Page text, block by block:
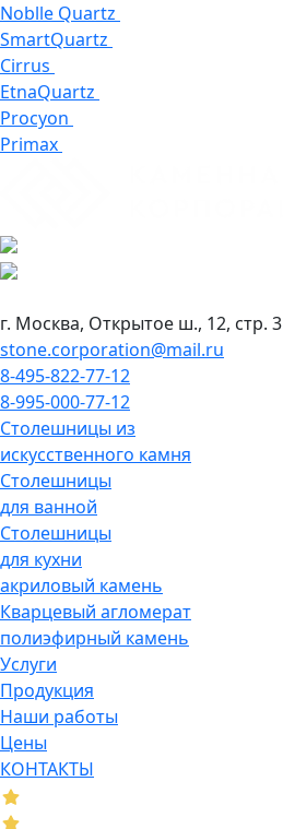
Noblle Quartz
SmartQuartz
Cirrus
EtnaQuartz
Procyon
Primax
г. Москва, Открытое ш., 12, стр. 3
stone.corporation@mail.ru
8-495-822-77-12
8-995-000-77-12
Столешницы из
искусственного камня
Столешницы
для ванной
Столешницы
для кухни
акриловый камень
Кварцевый агломерат
полиэфирный камень
Услуги
Продукция
Наши работы
Цены
КОНТАКТЫ